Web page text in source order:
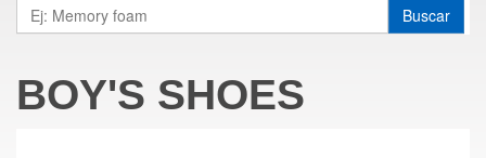
Buscar
BOY'S SHOES